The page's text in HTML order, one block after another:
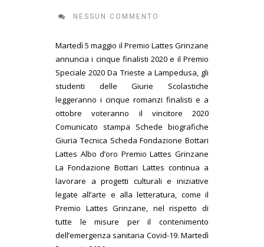
NESSUN COMMENTO
Martedì 5 maggio il Premio Lattes Grinzane
annuncia i cinque finalisti 2020 e il Premio
Speciale 2020 Da Trieste a Lampedusa, gli
studenti delle Giurie Scolastiche
leggeranno i cinque romanzi finalisti e a
ottobre voteranno il vincitore 2020
Comunicato stampa Schede biografiche
Giuria Tecnica Scheda Fondazione Bottari
Lattes Albo d’oro Premio Lattes Grinzane
La Fondazione Bottari Lattes continua a
lavorare a progetti culturali e iniziative
legate all’arte e alla letteratura, come il
Premio Lattes Grinzane, nel rispetto di
tutte le misure per il contenimento
dell’emergenza sanitaria Covid-19. Martedì